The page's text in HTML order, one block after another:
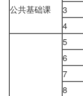
公共基础课
3
4
5
6
7
8